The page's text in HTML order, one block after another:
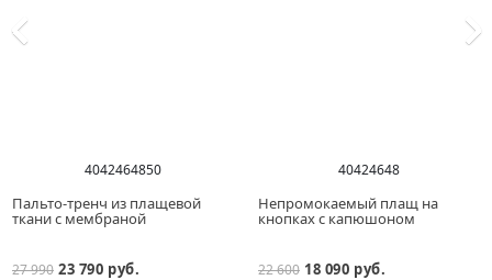
4042464850
Пальто-тренч из плащевой
ткани с мембраной
27 990 23 790 руб.
40424648
Непромокаемый плащ на
кнопках с капюшоном
22 600 18 090 руб.